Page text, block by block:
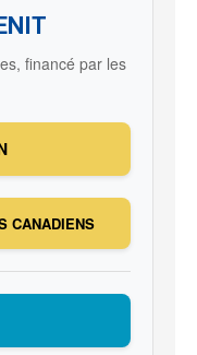
financé par les
CANADIENS